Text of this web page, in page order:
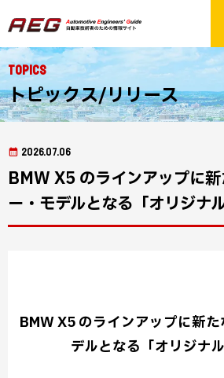
Topics
トピックス/リリース
2026.07.06
BMW X5 のラインアップに
ー・モデルとなる「オリジナ
BMW X5 のラインアップに新
デルとなる「オリジナ